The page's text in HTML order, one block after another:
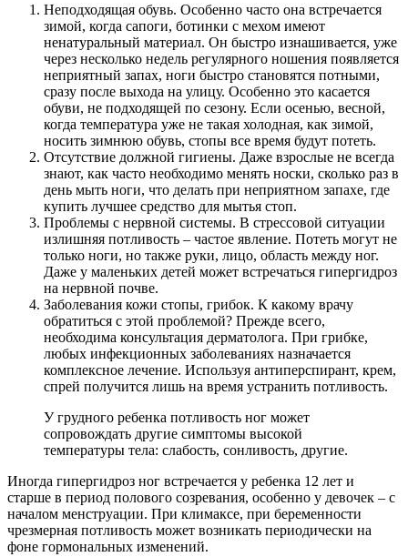
Неподходящая обувь. Особенно часто она встречается
зимой, когда сапоги, ботинки с мехом имеют
ненатуральный материал. Он быстро изнашивается, уже
через несколько недель регулярного ношения появляется
неприятный запах, ноги быстро становятся потными,
сразу после выхода на улицу. Особенно это касается
обуви, не подходящей по сезону. Если осенью, весной,
когда температура уже не такая холодная, как зимой,
носить зимнюю обувь, стопы все время будут потеть.
Отсутствие должной гигиены. Даже взрослые не всегда
знают, как часто необходимо менять носки, сколько раз в
день мыть ноги, что делать при неприятном запахе, где
купить лучшее средство для мытья стоп.
Проблемы с нервной системы. В стрессовой ситуации
излишняя потливость – частое явление. Потеть могут не
только ноги, но также руки, лицо, область между ног.
Даже у маленьких детей может встречаться гипергидроз
на нервной почве.
Заболевания кожи стопы, грибок. К какому врачу
обратиться с этой проблемой? Прежде всего,
необходима консультация дерматолога. При грибке,
любых инфекционных заболеваниях назначается
комплексное лечение. Используя антиперспирант, крем,
спрей получится лишь на время устранить потливость.
У грудного ребенка потливость ног может
сопровождать другие симптомы высокой
температуры тела: слабость, сонливость, другие.
Иногда гипергидроз ног встречается у ребенка 12 лет и
старше в период полового созревания, особенно у девочек – с
началом менструации. При климаксе, при беременности
чрезмерная потливость может возникать периодически на
фоне гормональных изменений.